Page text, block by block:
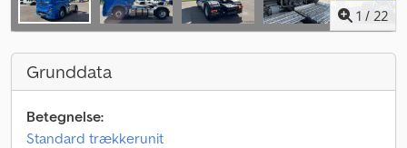
1 / 22
Grunddata
Betegnelse:
Standard trækkerunit